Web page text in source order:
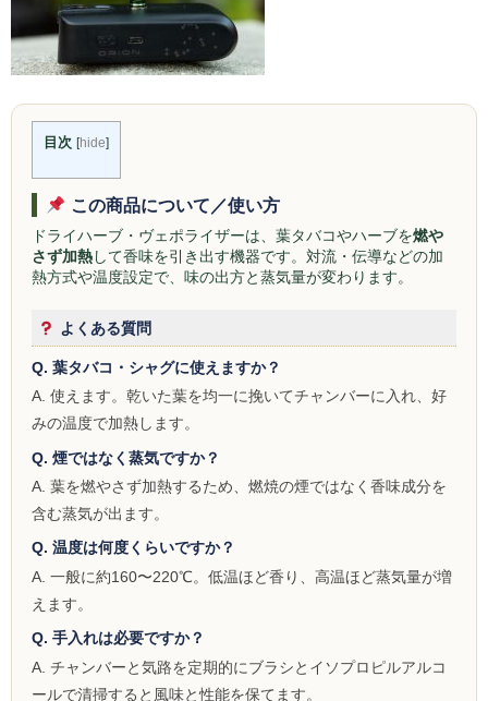
NirvanaSuperShisha
SEBERO
SPLIT
ZOMO
Tangiers
ベース（花瓶）
ホース
LED
ヴェポライザー
PAX
DAVINCI
目次 [hide]
この商品について／使い方
ドライハーブ・ヴェポライザーは、葉タバコやハーブを燃や
さず加熱して香味を引き出す機器です。対流・伝導などの加
熱方式や温度設定で、味の出方と蒸気量が変わります。
よくある質問
Q. 葉タバコ・シャグに使えますか？
A. 使えます。乾いた葉を均一に挽いてチャンバーに入れ、好
みの温度で加熱します。
Q. 煙ではなく蒸気ですか？
A. 葉を燃やさず加熱するため、燃焼の煙ではなく香味成分を
含む蒸気が出ます。
Q. 温度は何度くらいですか？
A. 一般に約160〜220℃。低温ほど香り、高温ほど蒸気量が増
えます。
Q. 手入れは必要ですか？
A. チャンバーと気路を定期的にブラシとイソプロピルアルコ
ールで清掃すると風味と性能を保てます。